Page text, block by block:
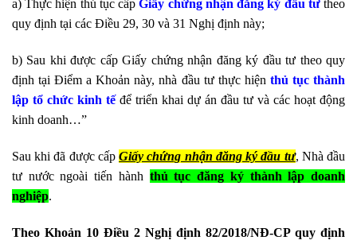
a) Thực hiện thủ tục cấpGiấy chứng nhận đăng ký đầu tưtheo
quy định tại các Điều 29, 30 và 31 Nghị định này;
b) Sau khi được cấp Giấy chứng nhận đăng ký đầu tư theo quy
định tại Điểm a Khoản này, nhà đầu tư thực hiện thủ tục thành
lập tổ chức kinh tếđể triển khai dự án đầu tư và các hoạt động
kinh doanh…”
Sau khi đã được cấpGiấy chứng nhận đăng ký đầu tư, Nhà đầu
tư nước ngoài tiến hành thủ tục đăng ký thành lập doanh
nghiệp.
Theo Khoản 10 Điều 2 Nghị định 82/2018/NĐ-CP quy định